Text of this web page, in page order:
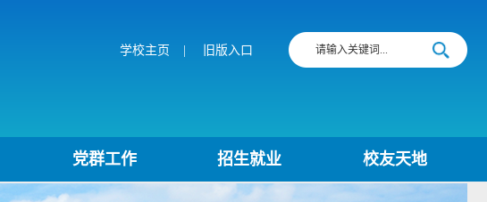
学校主页 旧版入口
党群工作 招生就业 校友天地